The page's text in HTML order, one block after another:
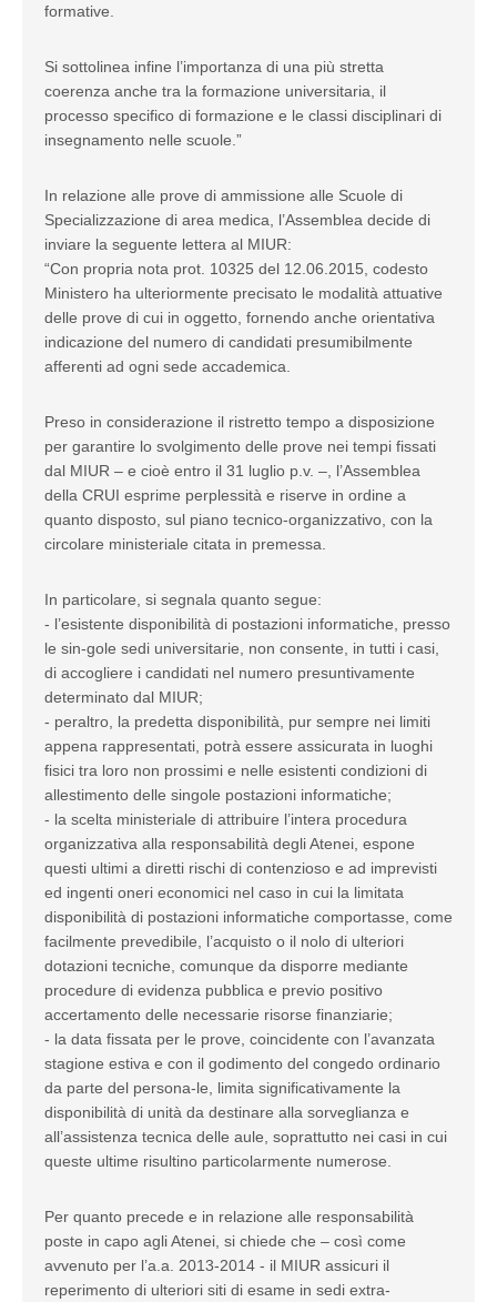
formative.
Si sottolinea infine l’importanza di una più stretta
coerenza anche tra la formazione universitaria, il
processo specifico di formazione e le classi disciplinari di
insegnamento nelle scuole.”
In relazione alle prove di ammissione alle Scuole di
Specializzazione di area medica, l’Assemblea decide di
inviare la seguente lettera al MIUR:
“Con propria nota prot. 10325 del 12.06.2015, codesto
Ministero ha ulteriormente precisato le modalità attuative
delle prove di cui in oggetto, fornendo anche orientativa
indicazione del numero di candidati presumibilmente
afferenti ad ogni sede accademica.
Preso in considerazione il ristretto tempo a disposizione
per garantire lo svolgimento delle prove nei tempi fissati
dal MIUR – e cioè entro il 31 luglio p.v. –, l’Assemblea
della CRUI esprime perplessità e riserve in ordine a
quanto disposto, sul piano tecnico-organizzativo, con la
circolare ministeriale citata in premessa.
In particolare, si segnala quanto segue:
- l’esistente disponibilità di postazioni informatiche, presso
le sin-gole sedi universitarie, non consente, in tutti i casi,
di accogliere i candidati nel numero presuntivamente
determinato dal MIUR;
- peraltro, la predetta disponibilità, pur sempre nei limiti
appena rappresentati, potrà essere assicurata in luoghi
fisici tra loro non prossimi e nelle esistenti condizioni di
allestimento delle singole postazioni informatiche;
- la scelta ministeriale di attribuire l’intera procedura
organizzativa alla responsabilità degli Atenei, espone
questi ultimi a diretti rischi di contenzioso e ad imprevisti
ed ingenti oneri economici nel caso in cui la limitata
disponibilità di postazioni informatiche comportasse, come
facilmente prevedibile, l’acquisto o il nolo di ulteriori
dotazioni tecniche, comunque da disporre mediante
procedure di evidenza pubblica e previo positivo
accertamento delle necessarie risorse finanziarie;
- la data fissata per le prove, coincidente con l’avanzata
stagione estiva e con il godimento del congedo ordinario
da parte del persona-le, limita significativamente la
disponibilità di unità da destinare alla sorveglianza e
all’assistenza tecnica delle aule, soprattutto nei casi in cui
queste ultime risultino particolarmente numerose.
Per quanto precede e in relazione alle responsabilità
poste in capo agli Atenei, si chiede che – così come
avvenuto per l’a.a. 2013-2014 - il MIUR assicuri il
reperimento di ulteriori siti di esame in sedi extra-